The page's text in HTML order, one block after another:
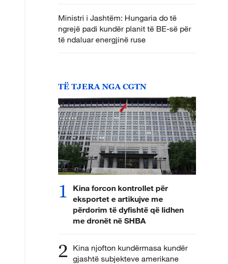
Ministri i Jashtëm: Hungaria do të
ngrejë padi kundër planit të BE-së për
të ndaluar energjinë ruse
TË TJERA NGA CGTN
1
Kina forcon kontrollet për
eksportet e artikujve me
përdorim të dyfishtë që lidhen
me dronët në SHBA
2 Kina njofton kundërmasa kundër
gjashtë subjekteve amerikane